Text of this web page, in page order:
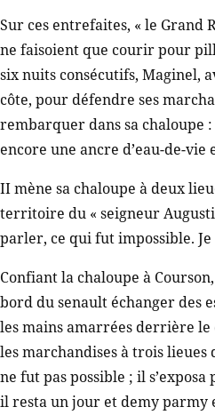
Sur ces entrefaites, « le Grand
ne faisoient que courir pour
six nuits consécutifs, Maginel,
côte, pour défendre ses
rembarquer dans sa chaloupe
encore une ancre d’eau-de-
II mène sa chaloupe à deux
territoire du « seigneur
parler, ce qui fut impossible.
Confiant la chaloupe à
bord du senault échanger des
les mains amarrées derrière le
les marchandises à trois
ne fut pas possible ; il
il resta un jour et demy parmy